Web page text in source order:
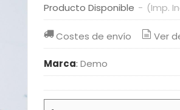
Producto Disponible - (Imp.
Costes de envío Ver
Marca: Demo